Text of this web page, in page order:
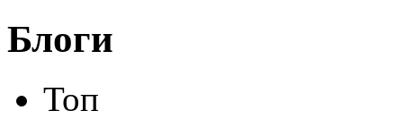
Блоги
Топ